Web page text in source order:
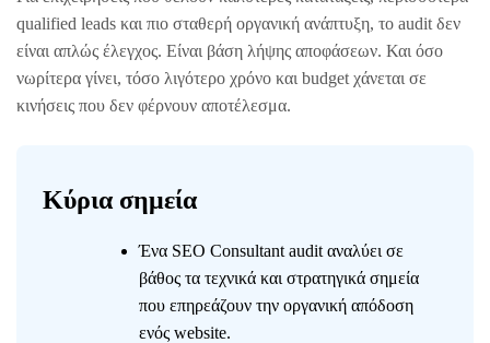
qualified leads και πιο σταθερή οργανική ανάπτυξη, το audit δεν
είναι απλώς έλεγχος. Είναι βάση λήψης αποφάσεων. Και όσο
νωρίτερα γίνει, τόσο λιγότερο χρόνο και budget χάνεται σε
κινήσεις που δεν φέρνουν αποτέλεσμα.
Κύρια σημεία
Ένα SEO Consultant audit αναλύει σε
βάθος τα τεχνικά και στρατηγικά σημεία
που επηρεάζουν την οργανική απόδοση
ενός website.